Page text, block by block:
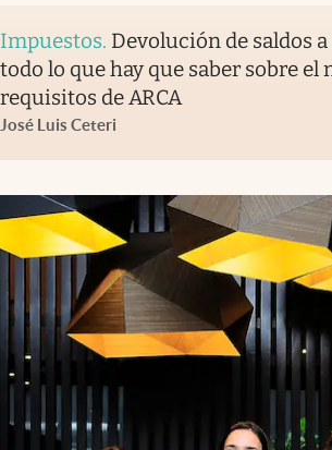
Impuestos. Devolución de saldos a
todo lo que hay que saber sobre el
requisitos de ARCA
José Luis Ceteri